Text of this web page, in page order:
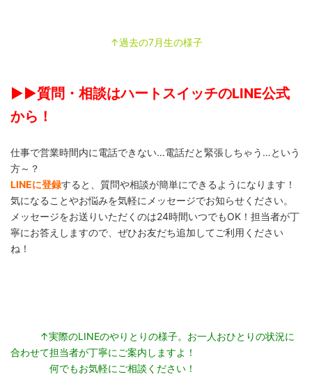
↑過去の7月生の様子
▶▶質問・相談はハートスイッチのLINE公式
から！
仕事で営業時間内に電話できない…電話だと緊張しちゃう…という
方～？
LINEに登録すると、質問や相談が簡単にできるようになります！
気になることやお悩みを気軽にメッセージでお知らせください。
メッセージをお送りいただくのは24時間いつでもOK！担当者が丁
寧にお答えしますので、ぜひお友だち追加してご利用ください
ね！
↑実際のLINEのやりとりの様子。お一人おひとりの状況に
合わせて担当者が丁寧にご案内しますよ！
何でもお気軽にご相談ください！